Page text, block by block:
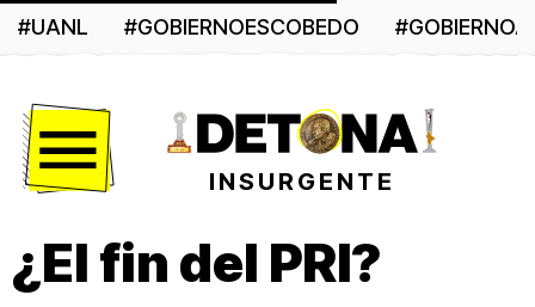
#UANL #GOBIERNOESCOBEDO
INSURGENTE
¿El fin del PRI?